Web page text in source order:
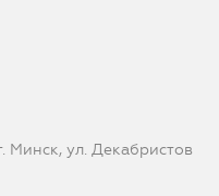
Минск, ул. Декабристов